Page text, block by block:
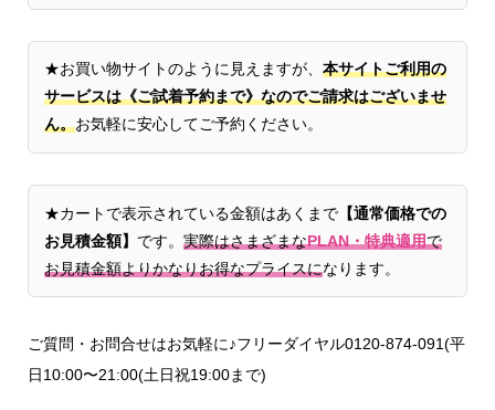
★お買い物サイトのように見えますが、 本サイトご利用の
サービスは《ご試着予約まで》なのでご請求はございませ
ん。お気軽に安心してご予約ください。
★カートで表示されている金額はあくまで【通常価格での
お見積金額】 です。 実際はさまざまなPLAN・特典適用で
お見積金額よりかなりお得なプライスになります。
ご質問・お問合せはお気軽に♪フリーダイヤル0120-874-091(平
日10:00〜21:00(土日祝19:00まで)